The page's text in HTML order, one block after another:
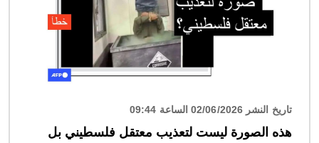
تاريخ النشر 02/06/2026 الساعة 09:44
هذه الصورة ليست لتعذيب معتقل فلسطيني بل